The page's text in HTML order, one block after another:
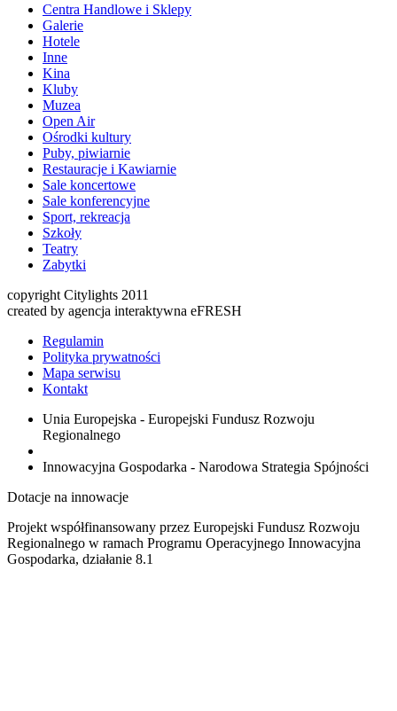
Centra Handlowe i Sklepy
Galerie
Hotele
Inne
Kina
Kluby
Muzea
Open Air
Ośrodki kultury
Puby, piwiarnie
Restauracje i Kawiarnie
Sale koncertowe
Sale konferencyjne
Sport, rekreacja
Szkoły
Teatry
Zabytki
copyright Citylights 2011
created by agencja interaktywna eFRESH
Regulamin
Polityka prywatności
Mapa serwisu
Kontakt
Unia Europejska - Europejski Fundusz Rozwoju
Regionalnego
Innowacyjna Gospodarka - Narodowa Strategia Spójności
Dotacje na innowacje
Projekt współfinansowany przez Europejski Fundusz Rozwoju
Regionalnego w ramach Programu Operacyjnego Innowacyjna
Gospodarka, działanie 8.1